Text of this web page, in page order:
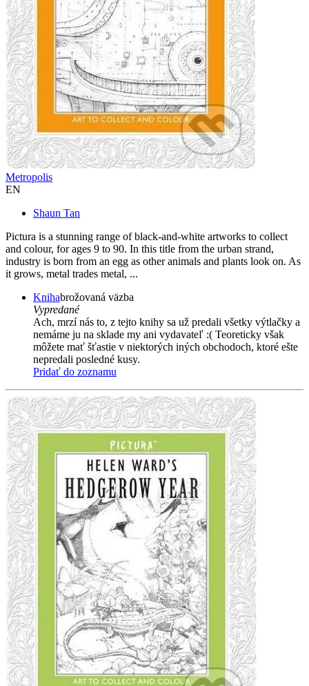
Metropolis
EN
Shaun Tan
Pictura is a stunning range of black-and-white artworks to collect
and colour, for ages 9 to 90. In this title from the urban strand,
industry is born from an egg as other animals and plants look on. As
it grows, metal trades metal, ...
Knihabrožovaná väzba
Vypredané
Ach, mrzí nás to, z tejto knihy sa už predali všetky výtlačky a
nemáme ju na sklade my ani vydavateľ :( Teoreticky však
môžete mať šťastie v niektorých iných obchodoch, ktoré ešte
nepredali posledné kusy.
Pridať do zoznamu